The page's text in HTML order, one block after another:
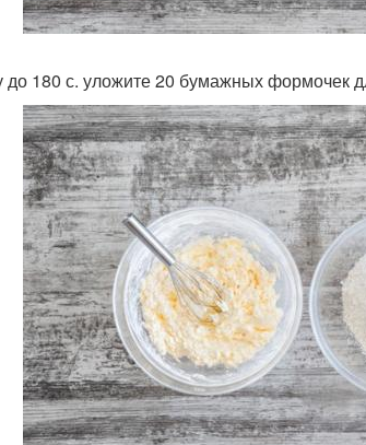
до 180 с. уложите 20 бумажных